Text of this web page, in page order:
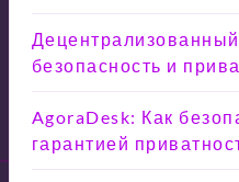
безопасность и
AgoraDesk: Как
гарантией